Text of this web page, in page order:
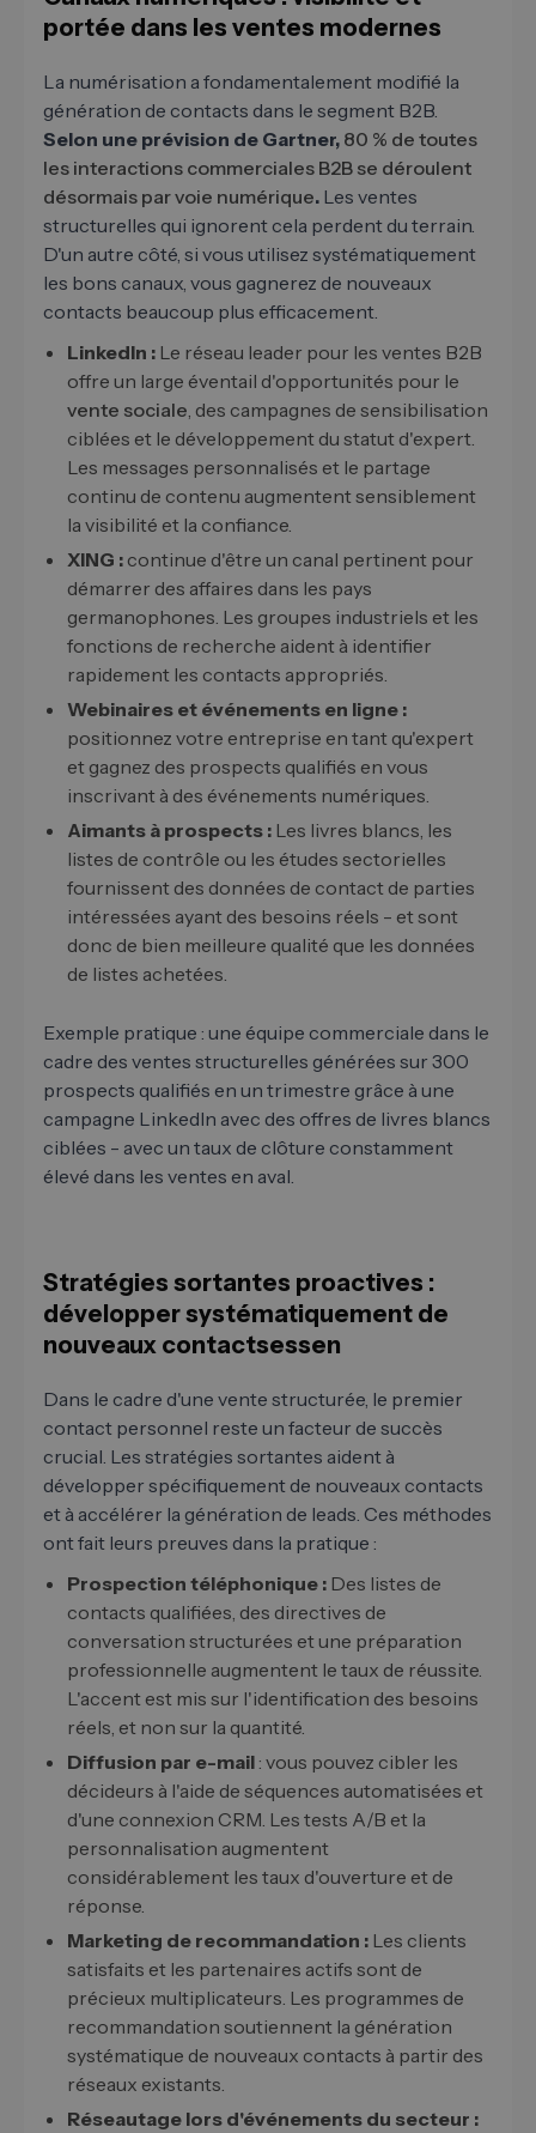
portée dans les ventes modernes
La numérisation a fondamentalement modifié la
génération de contacts dans le segment B2B.
Selon une prévision de Gartner, 80 % de toutes
les interactions commerciales B2B se déroulent
désormais par voie numérique. Les ventes
structurelles qui ignorent cela perdent du terrain.
D'un autre côté, si vous utilisez systématiquement
les bons canaux, vous gagnerez de nouveaux
contacts beaucoup plus efficacement.
LinkedIn : Le réseau leader pour les ventes B2B
offre un large éventail d'opportunités pour le
vente sociale, des campagnes de sensibilisation
ciblées et le développement du statut d'expert.
Les messages personnalisés et le partage
continu de contenu augmentent sensiblement
la visibilité et la confiance.
XING : continue d'être un canal pertinent pour
démarrer des affaires dans les pays
germanophones. Les groupes industriels et les
fonctions de recherche aident à identifier
rapidement les contacts appropriés.
Webinaires et événements en ligne :
positionnez votre entreprise en tant qu'expert
et gagnez des prospects qualifiés en vous
inscrivant à des événements numériques.
Aimants à prospects : Les livres blancs, les
listes de contrôle ou les études sectorielles
fournissent des données de contact de parties
intéressées ayant des besoins réels - et sont
donc de bien meilleure qualité que les données
de listes achetées.
Exemple pratique : une équipe commerciale dans le
cadre des ventes structurelles générées sur 300
prospects qualifiés en un trimestre grâce à une
campagne LinkedIn avec des offres de livres blancs
ciblées - avec un taux de clôture constamment
élevé dans les ventes en aval.
Stratégies sortantes proactives :
développer systématiquement de
nouveaux contactsessen
Dans le cadre d'une vente structurée, le premier
contact personnel reste un facteur de succès
crucial. Les stratégies sortantes aident à
développer spécifiquement de nouveaux contacts
et à accélérer la génération de leads. Ces méthodes
ont fait leurs preuves dans la pratique :
Prospection téléphonique : Des listes de
contacts qualifiées, des directives de
conversation structurées et une préparation
professionnelle augmentent le taux de réussite.
L'accent est mis sur l'identification des besoins
réels, et non sur la quantité.
Diffusion par e-mail: vous pouvez cibler les
décideurs à l'aide de séquences automatisées et
d'une connexion CRM. Les tests A/B et la
personnalisation augmentent
considérablement les taux d'ouverture et de
réponse.
Marketing de recommandation : Les clients
satisfaits et les partenaires actifs sont de
précieux multiplicateurs. Les programmes de
recommandation soutiennent la génération
systématique de nouveaux contacts à partir des
réseaux existants.
Réseautage lors d'événements du secteur :